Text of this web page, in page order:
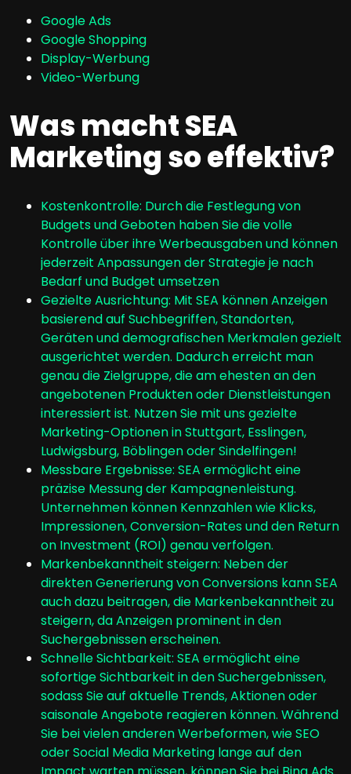
Google Ads
Google Shopping
Display-Werbung
Video-Werbung
Was macht SEA
Marketing so effektiv?
Kostenkontrolle: Durch die Festlegung von
Budgets und Geboten haben Sie die volle
Kontrolle über ihre Werbeausgaben und können
jederzeit Anpassungen der Strategie je nach
Bedarf und Budget umsetzen
Gezielte Ausrichtung: Mit SEA können Anzeigen
basierend auf Suchbegriffen, Standorten,
Geräten und demografischen Merkmalen gezielt
ausgerichtet werden. Dadurch erreicht man
genau die Zielgruppe, die am ehesten an den
angebotenen Produkten oder Dienstleistungen
interessiert ist. Nutzen Sie mit uns gezielte
Marketing-Optionen in Stuttgart, Esslingen,
Ludwigsburg, Böblingen oder Sindelfingen!
Messbare Ergebnisse: SEA ermöglicht eine
präzise Messung der Kampagnenleistung.
Unternehmen können Kennzahlen wie Klicks,
Impressionen, Conversion-Rates und den Return
on Investment (ROI) genau verfolgen.
Markenbekanntheit steigern: Neben der
direkten Generierung von Conversions kann SEA
auch dazu beitragen, die Markenbekanntheit zu
steigern, da Anzeigen prominent in den
Suchergebnissen erscheinen.
Schnelle Sichtbarkeit: SEA ermöglicht eine
sofortige Sichtbarkeit in den Suchergebnissen,
sodass Sie auf aktuelle Trends, Aktionen oder
saisonale Angebote reagieren können. Während
Sie bei vielen anderen Werbeformen, wie SEO
oder Social Media Marketing lange auf den